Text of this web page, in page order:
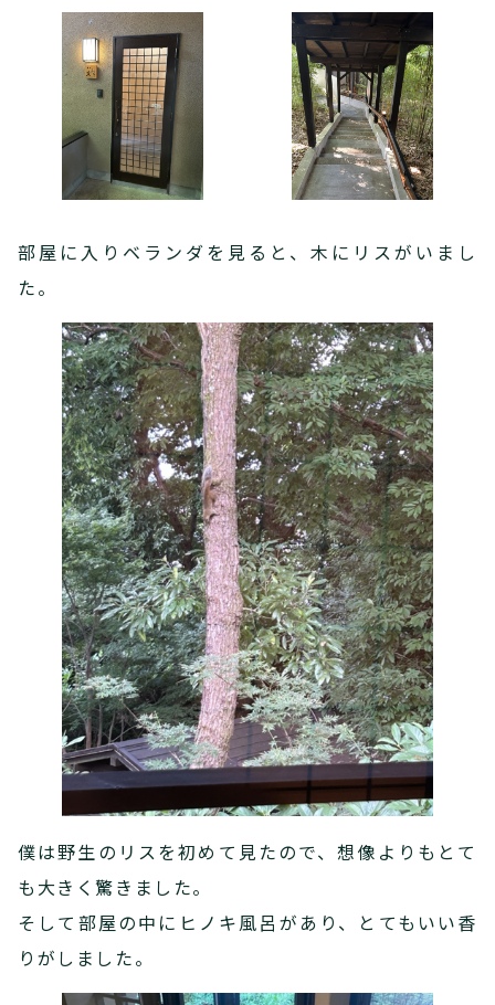
部屋に入りベランダを見ると、木にリスがいまし
た。
僕は野生のリスを初めて見たので、想像よりもとて
も大きく驚きました。
そして部屋の中にヒノキ風呂があり、とてもいい香
りがしました。